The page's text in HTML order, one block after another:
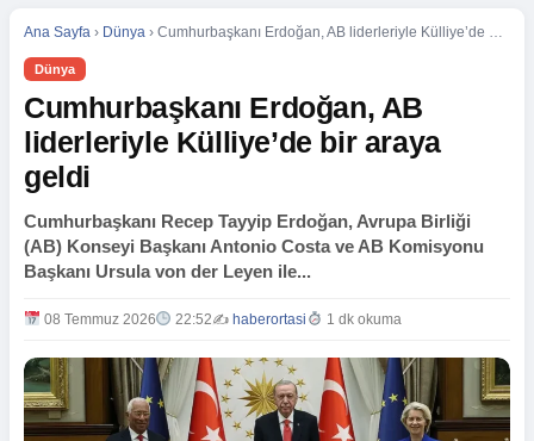
Ana Sayfa › Dünya › Cumhurbaşkanı Erdoğan, AB liderleriyle Külliye’de bir araya geldi
Dünya
Cumhurbaşkanı Erdoğan, AB
liderleriyle Külliye’de bir araya
geldi
Cumhurbaşkanı Recep Tayyip Erdoğan, Avrupa Birliği
(AB) Konseyi Başkanı Antonio Costa ve AB Komisyonu
Başkanı Ursula von der Leyen ile...
08 Temmuz 2026 22:52✍️ haberortasi 1 dk okuma